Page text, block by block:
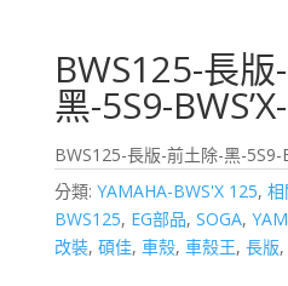
BWS125-長
黑-5S9-
BWS125-長版-前土除-黑-5S9-
分類: YAMAHA-BWS'X 125,
BWS125, EG部品, SOGA,
改裝, 碩佳, 車殼, 車殼王, 長版,